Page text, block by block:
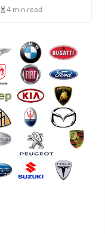
4 min read